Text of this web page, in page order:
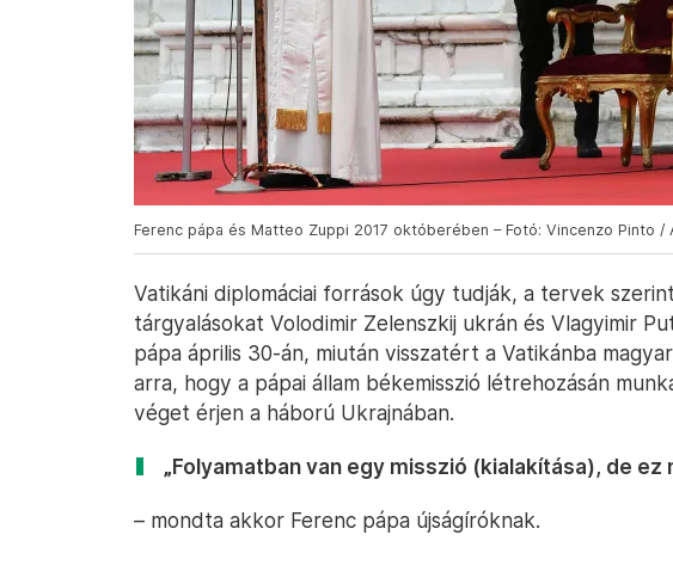
Ferenc pápa és Matteo Zuppi 2017 októberében – Fotó: Vincenzo Pinto /
Vatikáni diplomáciai források úgy tudják, a tervek
tárgyalásokat Volodimir Zelenszkij ukrán és Vlagyimir
pápa április 30-án, miután visszatért a Vatikánba
arra, hogy a pápai állam békemisszió létrehozásán
véget érjen a háború Ukrajnában.
„Folyamatban van egy misszió (kialakítása), de ez
– mondta akkor Ferenc pápa újságíróknak.